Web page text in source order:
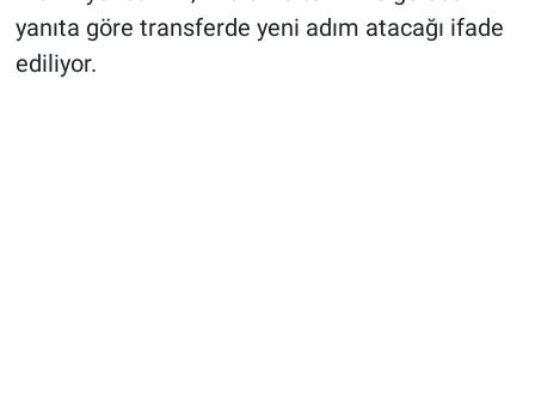
yanıta göre transferde yeni adım atacağı ifade
ediliyor.